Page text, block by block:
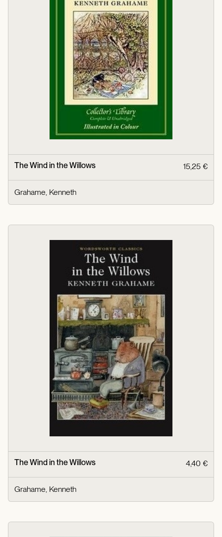
The Wind in the Willows 15,25 €
Grahame, Kenneth
The Wind in the Willows 4,40 €
Grahame, Kenneth